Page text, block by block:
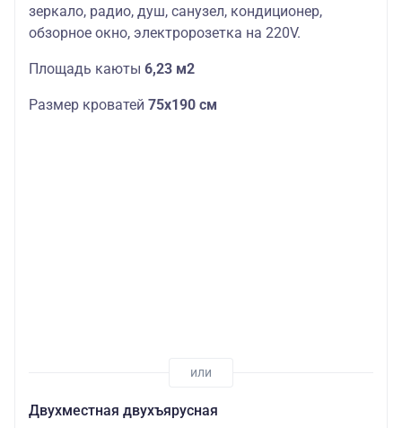
зеркало, радио, душ, санузел, кондиционер,
обзорное окно, электророзетка на 220V.
Площадь каюты 6,23 м2
Размер кроватей 75х190 см
Двухместная двухъярусная